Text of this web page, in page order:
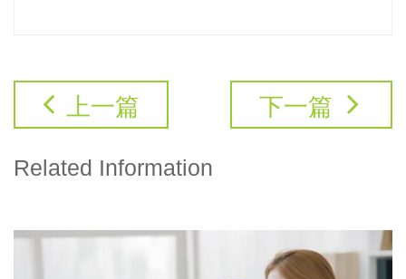
上一篇 下一篇
Related Information